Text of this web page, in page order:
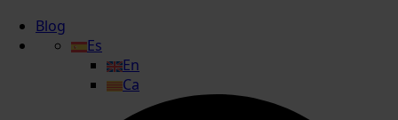
Blog
Es
En
Ca